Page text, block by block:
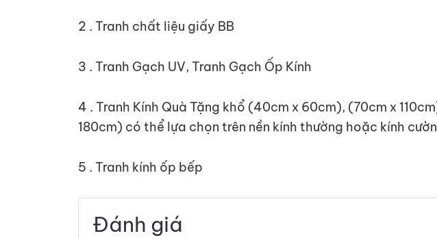
2 . Tranh chất liệu giấy BB
3 . Tranh Gạch UV, Tranh Gạch Ốp Kính
4 . Tranh Kính Quà Tặng khổ (40cm x 60cm), (70cm x
180cm) có thể lựa chọn trên nền kính thường hoặc kính
5 . Tranh kính ốp bếp
Đánh giá